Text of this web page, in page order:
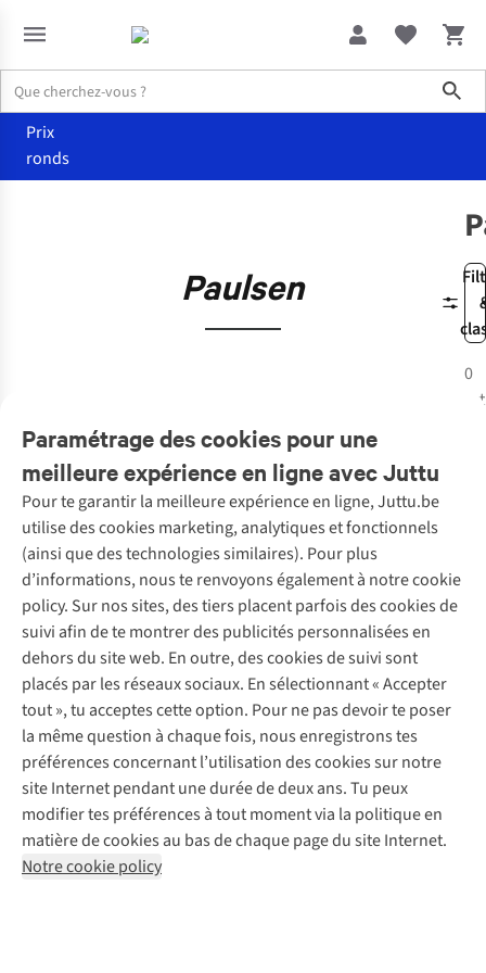
Prix
ronds
Paulsen
0
Paramétrage des cookies pour une
meilleure expérience en ligne avec Juttu
Pour te garantir la meilleure expérience en ligne, Juttu.be
utilise des cookies marketing, analytiques et fonctionnels
(ainsi que des technologies similaires). Pour plus
d’informations, nous te renvoyons également à notre cookie
policy. Sur nos sites, des tiers placent parfois des cookies de
suivi afin de te montrer des publicités personnalisées en
dehors du site web. En outre, des cookies de suivi sont
placés par les réseaux sociaux. En sélectionnant « Accepter
tout », tu acceptes cette option. Pour ne pas devoir te poser
la même question à chaque fois, nous enregistrons tes
préférences concernant l’utilisation des cookies sur notre
site Internet pendant une durée de deux ans. Tu peux
modifier tes préférences à tout moment via la politique en
matière de cookies au bas de chaque page du site Internet.
Notre cookie policy
Service client
Questions fréquentes
Commander
Payer
10 % réduction étudiants
Klarna : post-paiement
Livraison
Retourner
Rétractation d'une commande
Garantie
Contact
Nos services
Vintage - ReJUsed
Atelier de couture
Personal shopping
Boîte à vêtements
Événements / ateliers
Juttu
Qui sommes-nous ?
Juttu Friends
Inspiration
Travailler chez Juttu
Nos magasins
Le monde de Juttu
Entrepreneuriat responsable
Déclaration d’accessibilité
Abonne-toi à la newsletter
Suivez-nous